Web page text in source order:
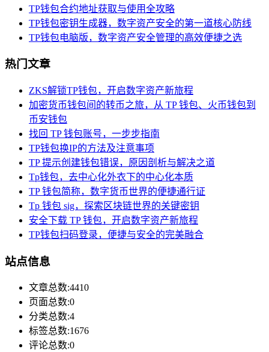
TP钱包合约地址获取与使用全攻略
TP钱包密钥生成器，数字资产安全的第一道核心防线
TP钱包电脑版，数字资产安全管理的高效便捷之选
热门文章
ZKS解锁TP钱包，开启数字资产新旅程
加密货币钱包间的转币之旅，从 TP 钱包、火币钱包到
币安钱包
找回 TP 钱包账号，一步步指南
TP钱包换IP的方法及注意事项
TP 提示创建钱包错误，原因剖析与解决之道
Tp钱包，去中心化外衣下的中心化本质
TP 钱包简称，数字货币世界的便捷通行证
Tp 钱包 sig，探索区块链世界的关键密钥
安全下载 TP 钱包，开启数字资产新旅程
TP钱包扫码登录，便捷与安全的完美融合
站点信息
文章总数:4410
页面总数:0
分类总数:4
标签总数:1676
评论总数:0